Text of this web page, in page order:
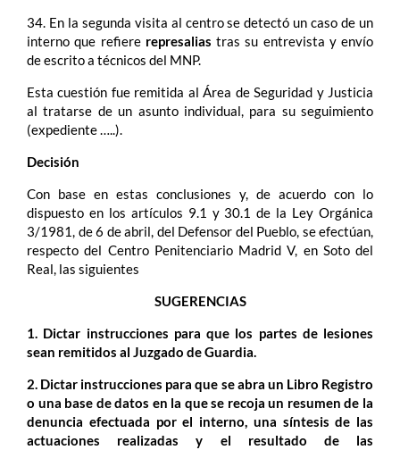
34. En la segunda visita al centro se detectó un caso de un
interno que refiere represalias tras su entrevista y envío
de escrito a técnicos del MNP.
Esta cuestión fue remitida al Área de Seguridad y Justicia
al tratarse de un asunto individual, para su seguimiento
(expediente …..).
Decisión
Con base en estas conclusiones y, de acuerdo con lo
dispuesto en los artículos 9.1 y 30.1 de la Ley Orgánica
3/1981, de 6 de abril, del Defensor del Pueblo, se efectúan,
respecto del Centro Penitenciario Madrid V, en Soto del
Real, las siguientes
SUGERENCIAS
1. Dictar instrucciones para que los partes de lesiones
sean remitidos al Juzgado de Guardia.
2. Dictar instrucciones para que se abra un Libro Registro
o una base de datos en la que se recoja un resumende la
denuncia efectuada por el interno, una síntesis de las
actuaciones realizadas y el resultado de las